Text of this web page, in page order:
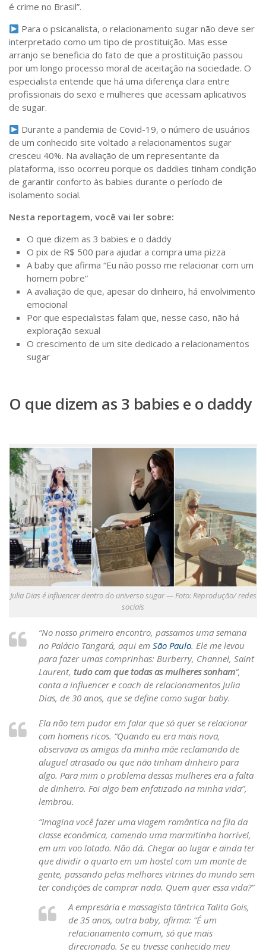
é crime no Brasil”.
Para o psicanalista, o relacionamento sugar não deve ser
interpretado como um tipo de prostituição. Mas esse
arranjo se beneficia do fato de que a prostituição passou
por um longo processo moral de aceitação na sociedade. O
especialista entende que há uma diferença clara entre
profissionais do sexo e mulheres que acessam aplicativos
de sugar.
Durante a pandemia de Covid-19, o número de usuários
de um conhecido site voltado a relacionamentos sugar
cresceu 40%. Na avaliação de um representante da
plataforma, isso ocorreu porque os daddies tinham condição
de garantir conforto às babies durante o período de
isolamento social.
Nesta reportagem, você vai ler sobre:
O que dizem as 3 babies e o daddy
O pix de R$ 500 para ajudar a compra uma pizza
A baby que afirma “Eu não posso me relacionar com um
homem pobre”
A avaliação de que, apesar do dinheiro, há envolvimento
emocional
Por que especialistas falam que, nesse caso, não há
exploração sexual
O crescimento de um site dedicado a relacionamentos
sugar
O que dizem as 3 babies e o daddy
Julia Dias é influencer dentro do universo sugar — Foto: Reprodução/ redes
sociais
“No nosso primeiro encontro, passamos uma semana
no Palácio Tangará, aqui em São Paulo. Ele me levou
para fazer umas comprinhas: Burberry, Channel, Saint
Laurent, tudo com que todas as mulheres sonham“,
conta a influencer e coach de relacionamentos Julia
Dias, de 30 anos, que se define como sugar baby.
Ela não tem pudor em falar que só quer se relacionar
com homens ricos. “Quando eu era mais nova,
observava as amigas da minha mãe reclamando de
aluguel atrasado ou que não tinham dinheiro para
algo. Para mim o problema dessas mulheres era a falta
de dinheiro. Foi algo bem enfatizado na minha vida”,
lembrou.
“Imagina você fazer uma viagem romântica na fila da
classe econômica, comendo uma marmitinha horrível,
em um voo lotado. Não dá. Chegar ao lugar e ainda ter
que dividir o quarto em um hostel com um monte de
gente, passando pelas melhores vitrines do mundo sem
ter condições de comprar nada. Quem quer essa vida?”
A empresária e massagista tântrica Talita Gois,
de 35 anos, outra baby, afirma: “É um
relacionamento comum, só que mais
direcionado. Se eu tivesse conhecido meu